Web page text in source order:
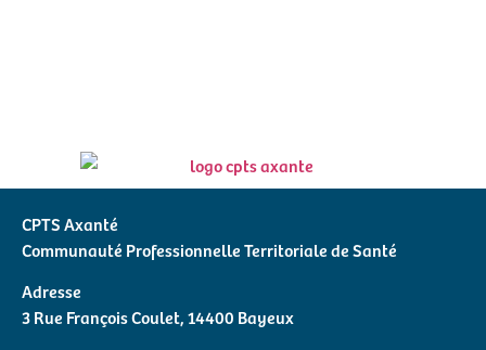
CPTS Axanté
Communauté Professionnelle Territoriale de Santé
Adresse
3 Rue François Coulet, 14400 Bayeux